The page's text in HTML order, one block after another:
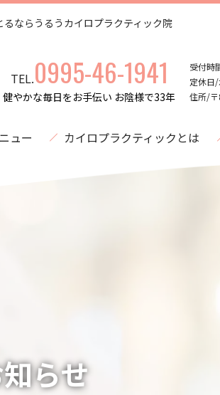
ならうるうカイロプラクティック院
TEL.0995-46-1941
健やかな毎日をお手伝い お陰様で33年
受付時
定休日
住所/
ュー カイロプラクティックとは
らせ